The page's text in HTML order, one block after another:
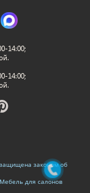
14:00;
14:00;
законом об
Мебель для салонов